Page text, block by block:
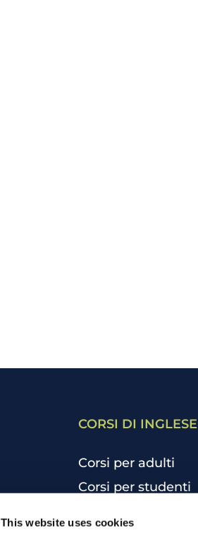
This website uses cookies
CORSI DI INGLESE
Corsi per adulti
Corsi per studenti